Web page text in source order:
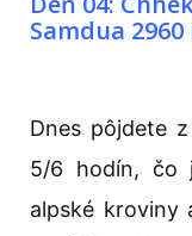
Samdua 2960
Dnes pôjdete
5/6 hodín, čo
alpské kroviny